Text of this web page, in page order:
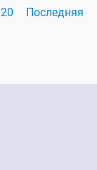
20 Последняя